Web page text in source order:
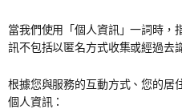
當我們使用「個人資訊」一詞時，
訊不包括以匿名方式收集或經過去
根據您與服務的互動方式、您的居
個人資訊：